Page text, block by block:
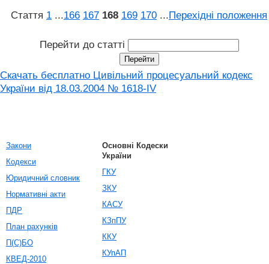
Стаття 1 ...166 167 168 169 170 ...Перехідні положення
Перейти до статті
Скачать бесплатно Цивільний процесуальний кодекс
України від 18.03.2004 № 1618-IV
Закони
Кодекси
Юридичний словник
Нормативні акти
ПДР
План рахунків
П(С)БО
КВЕД-2010
Основні Кодески
України
ГКУ
ЗКУ
КАСУ
КЗпПУ
ККУ
КУпАП